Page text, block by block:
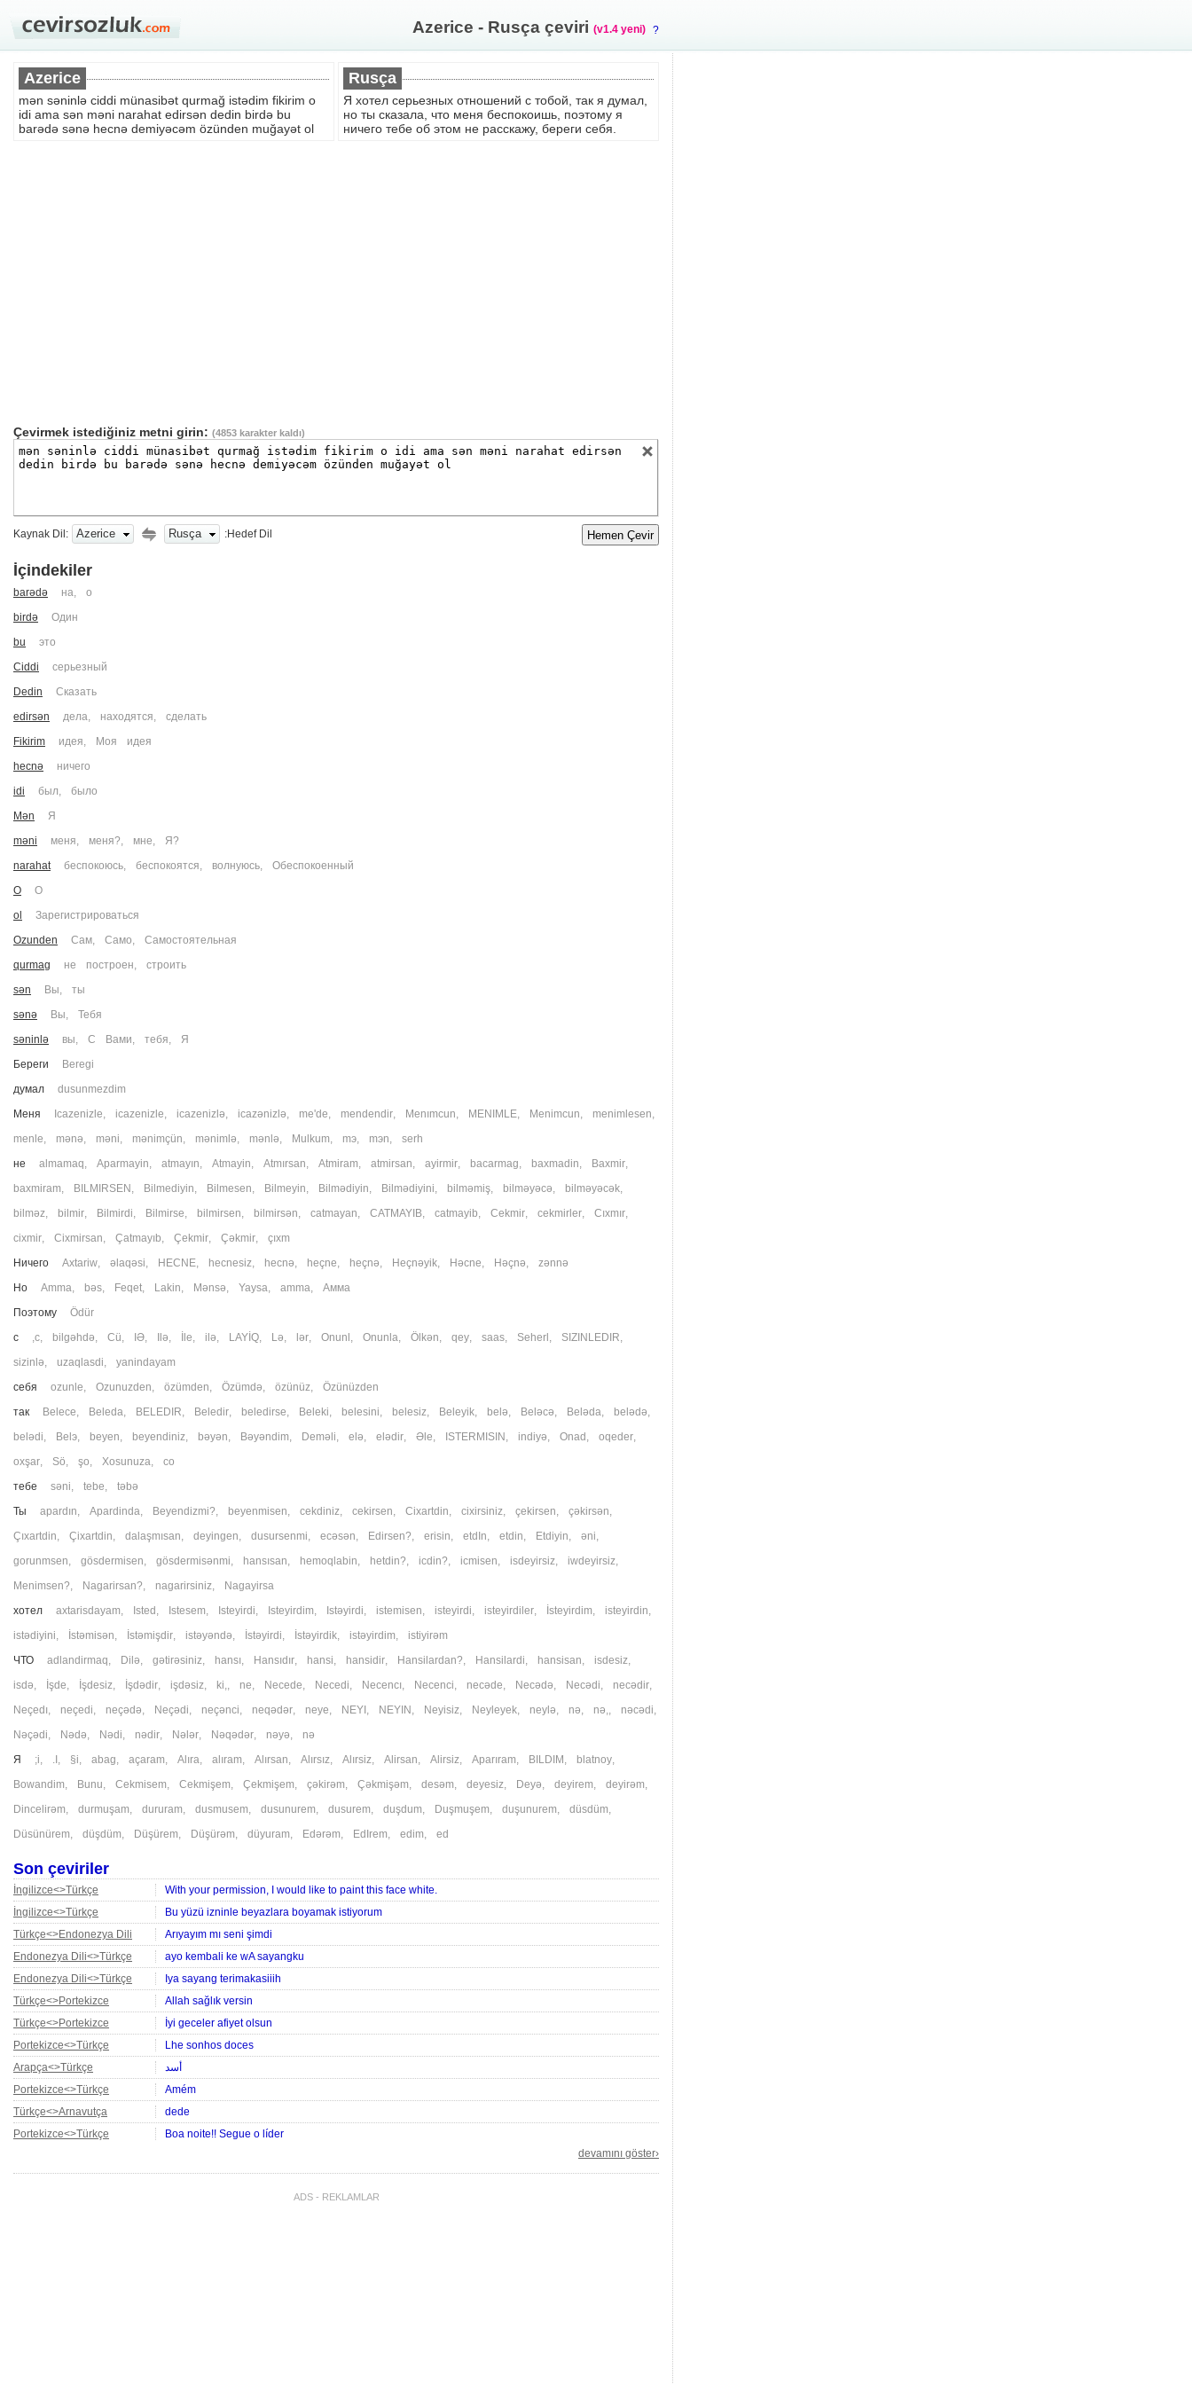
Azerice - Rusça çeviri (v1.4 yeni) ?
Azerice
mən səninlə ciddi münasibət qurmağ istədim fikirim o
idi ama sən məni narahat edirsən dedin birdə bu
barədə sənə hecnə demiyəcəm özünden muğayət ol
Rusça
Я хотел серьезных отношений с тобой, так я думал,
но ты сказала, что меня беспокоишь, поэтому я
ничего тебе об этом не расскажу, береги себя.
Çevirmek istediğiniz metni girin: (4853 karakter kaldı)
Kaynak Dil: Azerice Rusça :Hedef Dil
İçindekiler
barədə на, о
birdə
Один
bu
это
Ciddi
серьезный
Dedin
Сказать
edirsən
дела, находятся, сделать
Fikirim
идея,
Моя идея
hecnə
ничего
idi
был, было
Mən
Я
məni
меня, меня?, мне, Я?
narahat
беспокоюсь, беспокоятся, волнуюсь, Обеспокоенный
O
О
ol
Зарегистрироваться
Ozunden
Сам, Само, Самостоятельная
qurmag
не построен, строить
sən
Вы, ты
sənə
Вы, Тебя
səninlə
вы, С Вами, тебя, Я
Береги
Beregi
думал
dusunmezdim
Меня
Icazenizle, icazenizle, icazenizlə, icazənizlə, me'de, mendendir, Menımcun, MENIMLE, Menimcun, menimlesen,
menle, mənə, məni, mənimçün, mənimlə, mənlə, Mulkum, mэ, mэn, serh
не
almamaq, Aparmayin, atmayın, Atmayin, Atmırsan, Atmiram, atmirsan, ayirmir, bacarmag, baxmadin, Baxmir,
baxmiram, BILMIRSEN , Bilmediyin, Bilmesen, Bilmeyin, Bilmədiyin, Bilmədiyini, bilməmiş, bilməyəcə, bilməyəcək,
bilməz, bilmir, Bilmirdi, Bilmirse, bilmirsen, bilmirsən, catmayan, CATMAYIB, catmayib, Cekmir, cekmirler, Cıxmır,
cixmir, Cixmirsan, Çatmayıb, Çekmir, Çəkmir, çıxm
Ничего
Axtariw, əlaqəsi, HECNE, hecnesiz, hecnə, heçne, heçnə, Heçnəyik, Həcne, Həçnə, zənnə
Но
Amma, bəs, Feqet, Lakin, Mənsə, Yaysa, аmma, Амма
Поэтому
Ödür
с
,c, bilgəhdə, Cü, IƏ, Ilə, İle, ilə, LAYİQ, Lə, lər, Onunl , Onunla, Ölkən, qey, saas, Seherl , SIZINLEDIR,
sizinlə, uzaqlasdi, yanindayam
себя
ozunle, Ozunuzden, özümden, Özümdə, özünüz, Özünüzden
так
Belece, Beleda, BELEDIR, Beledir, beledirse, Beleki, belesini, belesiz, Beleyik, belə, Beləcə, Beləda, belədə,
belədi, Belэ, beyen, beyendiniz, bəyən, Bəyəndim, Deməli, elə, elədir, Əle, ISTERMISIN , indiyə, Onad , oqeder,
oxşar, Sö, şо, Xosunuza, сo
тебе
sәni, tebe, təbə
Ты
apardın, Apardinda, Beyendizmi?, beyenmisen, cekdiniz, cekirsen, Cixartdin, cixirsiniz, çekirsen, çəkirsən,
Çıxartdin, Çixartdin, dalaşmısan, deyingen, dusursenmi, ecəsən, Edirsen?, erisin, etdIn, etdin, Etdiyin, əni,
gorunmsen, gösdermisen, gösdermisənmi, hansısan, hemoqlabin, hetdin?, icdin?, icmisen, isdeyirsiz, iwdeyirsiz,
Menimsen?, Nagarirsan?, nagarirsiniz,
Nagayirsa
хотел
axtarisdayam, Isted , Istesem, Isteyirdi, Isteyirdim, Istəyirdi, istemisen, isteyirdi, isteyirdiler, İsteyirdim, isteyirdin,
istədiyini, İstəmisən, İstəmişdir, istəyəndə, İstəyirdi, İstəyirdik, istəyirdim, istiyirəm
ЧТО
adlandirmaq, Dilə, gətirəsiniz, hansı, Hansıdır, hansi, hansidir, Hansilardan?, Hansilardi, hansisan, isdesiz,
isdə, İşde, İşdesiz, İşdədir, işdəsiz, ki,, ne, Necede, Necedi, Necencı, Necenci, necəde, Necədə, Necədi, necədir,
Neçedı, neçedi, neçədə, Neçədi, neçənci, neqədər, neye, NEYI , NEYIN , Neyisiz, Neyleyek, neylə, nə, nə,, nəcədi,
Nəçədi, Nədə, Nədi, nədir, Nələr, Nəqədər, nəyə, nə
Я
;i, .I , §i, abag, açaram, Alıra, alıram, Alırsan, Alırsız, Alırsiz, Alirsan, Alirsiz, Aparıram, BILDIM , blatnoy,
Bowandim, Bunu, Cekmisem, Cekmişem, Çekmişem, çəkirəm, Çəkmişəm, desəm, deyesiz, Deyə, deyirem, deyirəm,
Dincelirəm, durmuşam, dururam, dusmusem, dusunurem, dusurem, duşdum, Duşmuşem, duşunurem, düsdüm,
Düsünürem, düşdüm, Düşürem, Düşürəm, düyuram, Edərəm, EdIrem, edim, ed
Son çeviriler
İngilizce<>Türkçe
With your permission, I would like to paint this face white.
İngilizce<>Türkçe
Bu yüzü izninle beyazlara boyamak istiyorum
Türkçe<>Endonezya Dili
Arıyayım mı seni şimdi
Endonezya Dili<>Türkçe
ayo kembali ke wA sayangku
Endonezya Dili<>Türkçe
Iya sayang terimakasiiih
Türkçe<>Portekizce
Allah sağlık versin
Türkçe<>Portekizce
İyi geceler afiyet olsun
Portekizce<>Türkçe
Lhe sonhos doces
Arapça<>Türkçe
أسد
Portekizce<>Türkçe
Amém
Türkçe<>Arnavutça
dede
Portekizce<>Türkçe
Boa noite!! Segue o líder
devamını göster›
ADS - REKLAMLAR